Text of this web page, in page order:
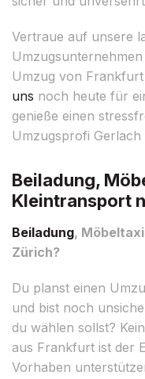
Vertraue auf unsere
Umzug von
uns noch heute für
genieße einen
Umzugsprofi
Beiladung,
Kleintransport
Beiladung,
Zürich?
Du planst einen
und bist noch
du wählen sollst?
aus Frankfurt ist der
Vorhaben